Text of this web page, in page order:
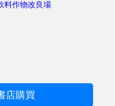
料作物改良場
店購買